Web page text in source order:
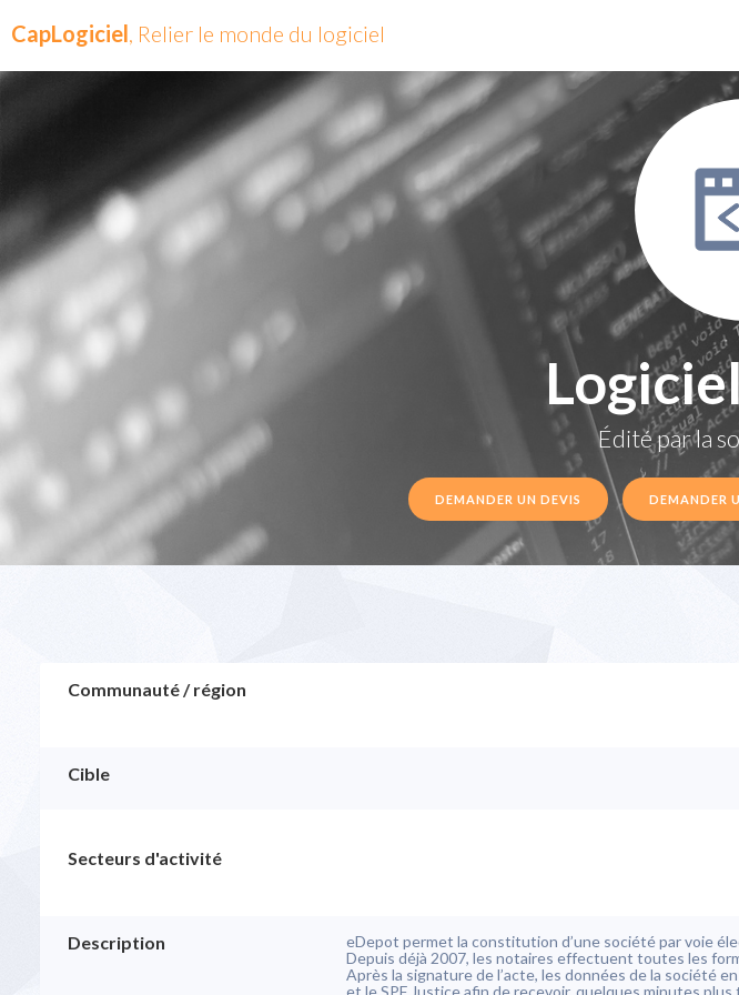
CapLogiciel, Relier le monde du logiciel
Édité par la
DEMANDER UN DEVIS DEMANDER
Communauté / région
Cible
Secteurs d'activité
Description
eDepot permet la constitution d’une société par voie
Depuis déjà 2007, les notaires effectuent toutes les
Après la signature de l’acte, les données de la société
et le SPF Justice afin de recevoir, quelques minutes